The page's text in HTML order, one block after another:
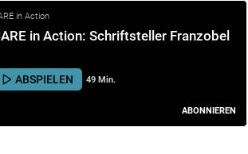
in Action
in Action: Schriftsteller Franzobel
ABSPIELEN 49 Min.
ABONNIEREN